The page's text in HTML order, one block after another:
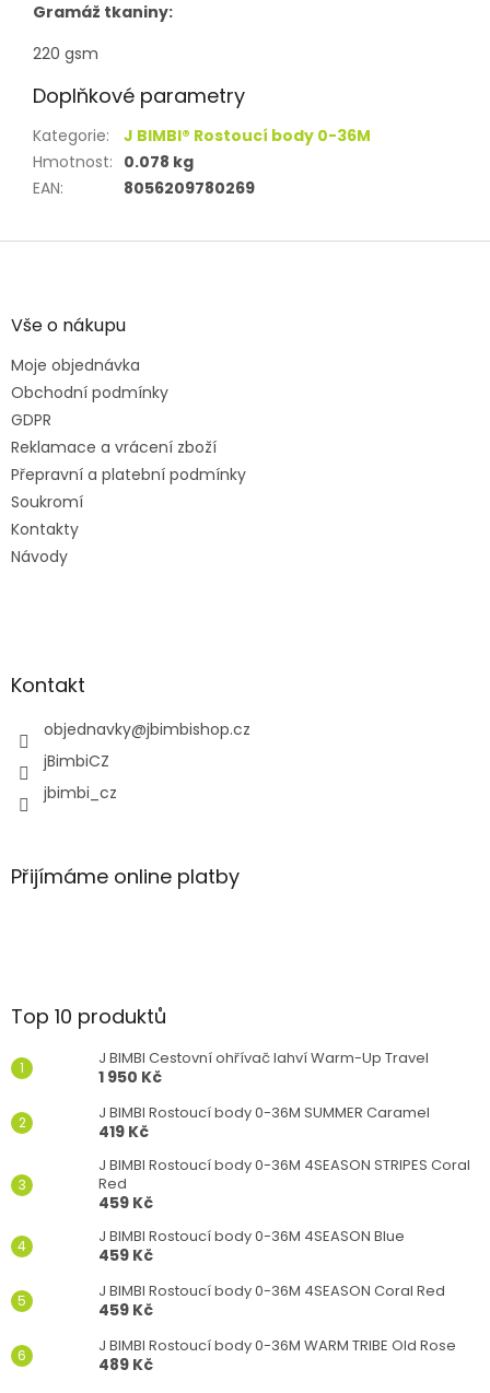
Gramáž tkaniny:
220 gsm
Doplňkové parametry
Kategorie:
J BIMBI® Rostoucí body 0-36M
Hmotnost: 0.078 kg
EAN: 8056209780269
Z
aVše o nákupu
Moje objednávka
Obchodní podmínky
GDPR
Reklamace a vrácení zboží
Přepravní a platební podmínky
Soukromí
Kontakty
Návody
Kontakt
objednavky@jbimbishop.cz
jBimbiCZ
jbimbi_cz
Přijímáme online platby
Top 10 produktů
J BIMBI Cestovní ohřívač lahví Warm-Up Travel
1 950 Kč
J BIMBI Rostoucí body 0-36M SUMMER Caramel
419 Kč
J BIMBI Rostoucí body 0-36M 4SEASON STRIPES Coral
Red
459 Kč
J BIMBI Rostoucí body 0-36M 4SEASON Blue
459 Kč
J BIMBI Rostoucí body 0-36M 4SEASON Coral Red
459 Kč
J BIMBI Rostoucí body 0-36M WARM TRIBE Old Rose
489 Kč